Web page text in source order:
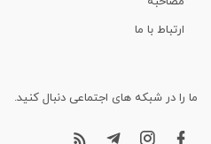
ارتباط با ما
ما را در شبکه های اجتماعی دنبال کنید.